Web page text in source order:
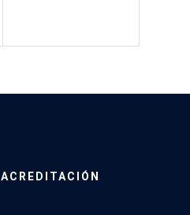
ACREDITACIÓN